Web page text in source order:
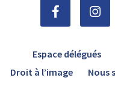
Espace délégués
Droit à l’image
Nous